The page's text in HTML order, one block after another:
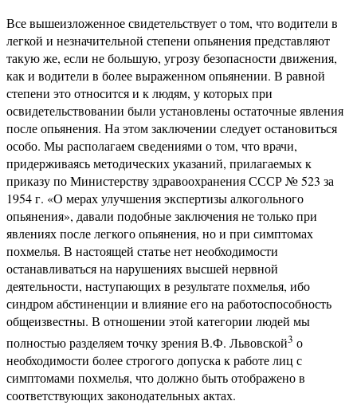
Все вышеизложенное свидетельствует о том, что водители в
легкой и незначительной степени опьянения представляют
такую же, если не большую, угрозу безопасности движения,
как и водители в более выраженном опьянении. В равной
степени это относится и к людям, у которых при
освидетельствовании были установлены остаточные явления
после опьянения. На этом заключении следует остановиться
особо. Мы располагаем сведениями о том, что врачи,
придерживаясь методических указаний, прилагаемых к
приказу по Министерству здравоохранения СССР № 523 за
1954 г. «О мерах улучшения экспертизы алкогольного
опьянения», давали подобные заключения не только при
явлениях после легкого опьянения, но и при симптомах
похмелья. В настоящей статье нет необходимости
останавливаться на нарушениях высшей нервной
деятельности, наступающих в результате похмелья, ибо
синдром абстиненции и влияние его на работоспособность
общеизвестны. В отношении этой категории людей мы
полностью разделяем точку зрения В.Ф. Львовской3 о
необходимости более строгого допуска к работе лиц с
симптомами похмелья, что должно быть отображено в
соответствующих законодательных актах.